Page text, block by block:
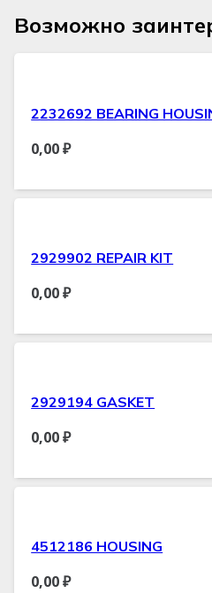
Возможно
2232692 BEARING
0,00₽
2929902 REPAIR KIT
0,00₽
2929194 GASKET
0,00₽
4512186 HOUSING
0,00₽